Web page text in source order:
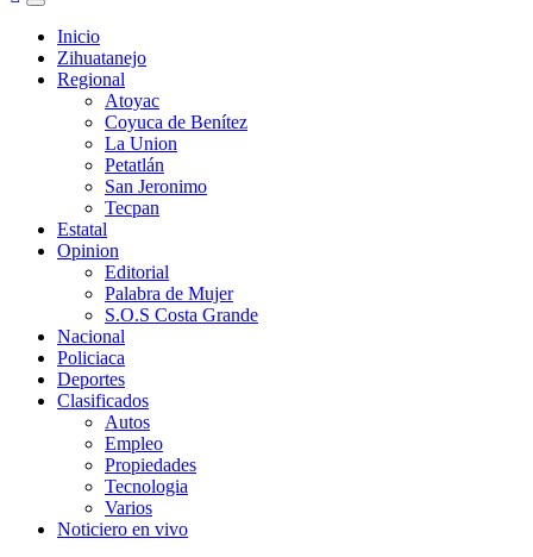
Primary
MenuInicio
Zihuatanejo
Regional
Atoyac
Coyuca de Benítez
La Union
Petatlán
San Jeronimo
Tecpan
Estatal
Opinion
Editorial
Palabra de Mujer
S.O.S Costa Grande
Nacional
Policiaca
Deportes
Clasificados
Autos
Empleo
Propiedades
Tecnologia
Varios
Noticiero en vivo